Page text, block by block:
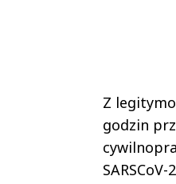
Z
godzin